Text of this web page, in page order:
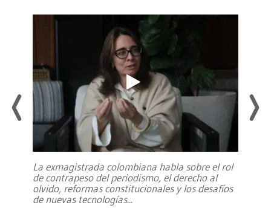
La exmagistrada colombiana habla sobre el rol
de contrapeso del periodismo, el derecho al
olvido, reformas constitucionales y los desafíos
de nuevas tecnologías...